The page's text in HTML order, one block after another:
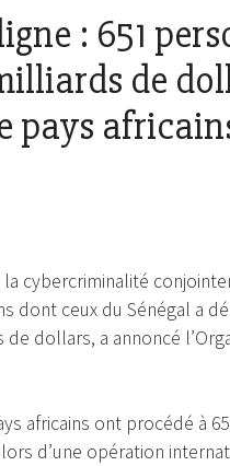
: 651
de
pays
cybercriminalité
dont ceux du Sénégal a
dollars, a annoncé
africains ont procédé à
d’une opération